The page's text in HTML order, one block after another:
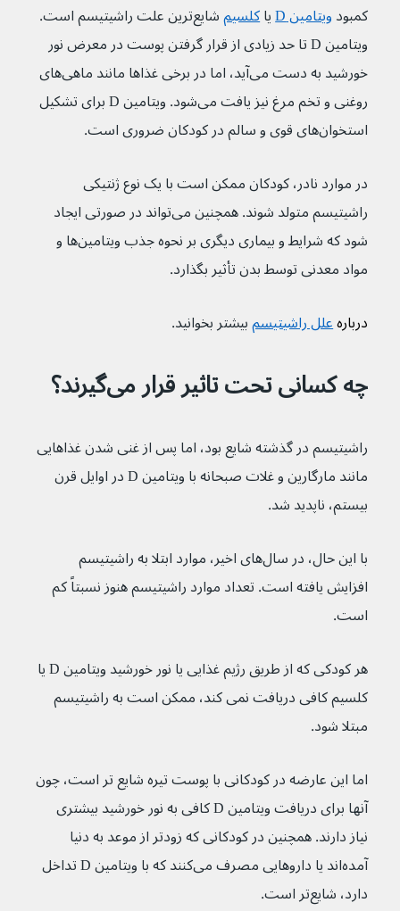
کمبود ویتامین D یا کلسیم
شایع‌ترین علت راشیتیسم است.
ویتامین D تا حد زیادی از قرار گرفتن پوست در معرض نور
خورشید به دست می‌آید، اما در برخی غذاها مانند ماهی‌های
روغنی و تخم مرغ نیز یافت می‌شود. ویتامین D برای تشکیل
استخوان‌های قوی و سالم در کودکان ضروری است.
در موارد نادر، کودکان ممکن است با یک نوع ژنتیکی
راشیتیسم متولد شوند. همچنین می‌تواند در صورتی ایجاد
شود که شرایط و بیماری دیگری بر نحوه جذب ویتامین‌ها و
مواد معدنی توسط بدن تأثیر بگذارد.
درباره علل راشیتیسم بیشتر بخوانید.
چه کسانی تحت تاثیر قرار می‌گیرند؟
راشیتیسم در گذشته شایع بود، اما پس از غنی شدن غذاهایی
مانند مارگارین و غلات صبحانه با ویتامین D در اوایل قرن
بیستم، ناپدید شد.
با این حال، در سال‌های اخیر، موارد ابتلا به راشیتیسم
افزایش یافته است. تعداد موارد راشیتیسم هنوز نسبتاً کم
است.
هر کودکی که از طریق رژیم غذایی یا نور خورشید ویتامین D یا
کلسیم کافی دریافت نمی کند، ممکن است به راشیتیسم
مبتلا شود.
اما این عارضه در کودکانی با پوست تیره شایع تر است، چون
آنها برای دریافت ویتامین D کافی به نور خورشید بیشتری
نیاز دارند. همچنین در کودکانی که زودتر از موعد به دنیا
آمده‌اند یا داروهایی مصرف می‌کنند که با ویتامین D تداخل
دارد، شایع‌‌تر است.